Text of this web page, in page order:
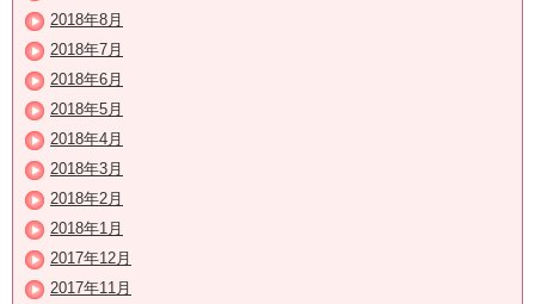
2018年8月
2018年7月
2018年6月
2018年5月
2018年4月
2018年3月
2018年2月
2018年1月
2017年12月
2017年11月